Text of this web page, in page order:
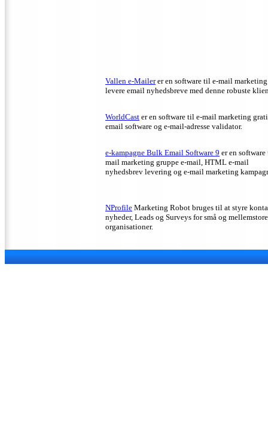
Vallen e-Mailerer en software til e-mail marketing
levere email nyhedsbreve med denne robuste
WorldCast er en software til e-mail marketing
email software og e-mail-adresse validator.
e-kampagne Bulk Email Software 9 er en
mail marketing gruppe e-mail, HTML e-mail
nyhedsbrev levering og e-mail marketing
NProfile Marketing Robot bruges til at styre
nyheder, Leads og Surveys for små og mellemstore
organisationer.